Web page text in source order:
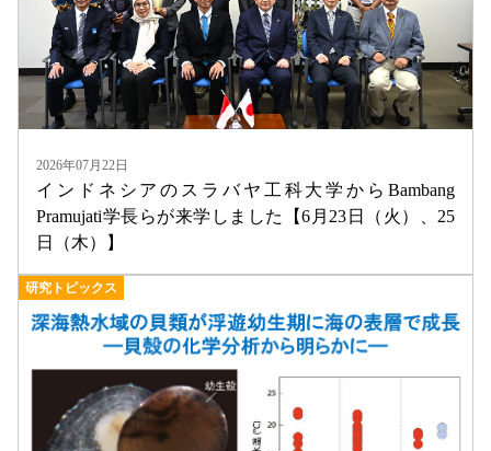
2026年07月22日
インドネシアのスラバヤ工科大学からBambang
Pramujati学長らが来学しました【6月23日（火）、25
日（木）】
研究トピックス